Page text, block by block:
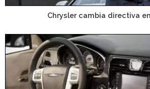
Chrysler cambia directiva